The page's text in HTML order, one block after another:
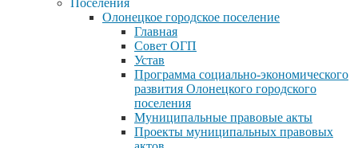
Олонецкое городское поселение
Главная
Совет ОГП
Устав
Программа социально-экономического
развития Олонецкого городского
поселения
Муниципальные правовые акты
Проекты муниципальных правовых